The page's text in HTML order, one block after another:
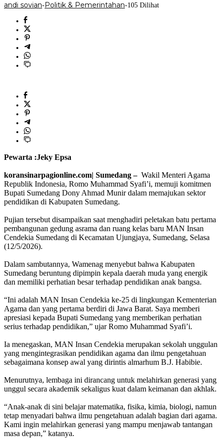
andi sovian-Politik & Pemerintahan-105 Dilihat
Pewarta :Jeky Epsa
‎koransinarpagionline.com| Sumedang –Wakil Menteri Agama
Republik Indonesia, Romo Muhammad Syafi’i, memuji komitmen
Bupati Sumedang Dony Ahmad Munir dalam memajukan sektor
pendidikan di Kabupaten Sumedang.
‎Pujian tersebut disampaikan saat menghadiri peletakan batu pertama
pembangunan gedung asrama dan ruang kelas baru MAN Insan
Cendekia Sumedang di Kecamatan Ujungjaya, Sumedang, Selasa
(12/5/2026).
‎Dalam sambutannya, Wamenag menyebut bahwa Kabupaten
Sumedang beruntung dipimpin kepala daerah muda yang energik
dan memiliki perhatian besar terhadap pendidikan anak bangsa.
‎“Ini adalah MAN Insan Cendekia ke-25 di lingkungan Kementerian
Agama dan yang pertama berdiri di Jawa Barat. Saya memberi
apresiasi kepada Bupati Sumedang yang memberikan perhatian
serius terhadap pendidikan,” ujar Romo Muhammad Syafi’i.
‎Ia menegaskan, MAN Insan Cendekia merupakan sekolah unggulan
yang mengintegrasikan pendidikan agama dan ilmu pengetahuan
sebagaimana konsep awal yang dirintis almarhum B.J. Habibie.
‎Menurutnya, lembaga ini dirancang untuk melahirkan generasi yang
unggul secara akademik sekaligus kuat dalam keimanan dan akhlak.
‎“Anak-anak di sini belajar matematika, fisika, kimia, biologi, namun
tetap menyadari bahwa ilmu pengetahuan adalah bagian dari agama.
Kami ingin melahirkan generasi yang mampu menjawab tantangan
masa depan,” katanya.